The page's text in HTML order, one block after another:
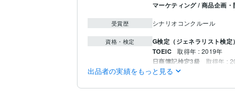
マーケティング / 商品企画・
受賞歴 シナリオコンクルール
資格・検定 G検定（ジェネラリスト検定）
TOEIC 取得年 : 2019年
日商簿記検定3級 取得年 :
出品者の実績をもっと見る